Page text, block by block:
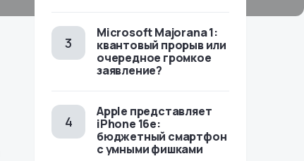
Microsoft Majorana 1:
квантовый прорыв или
очередное громкое
заявление?
Apple представляет
iPhone 16e:
бюджетный смартфон
с умными фишками